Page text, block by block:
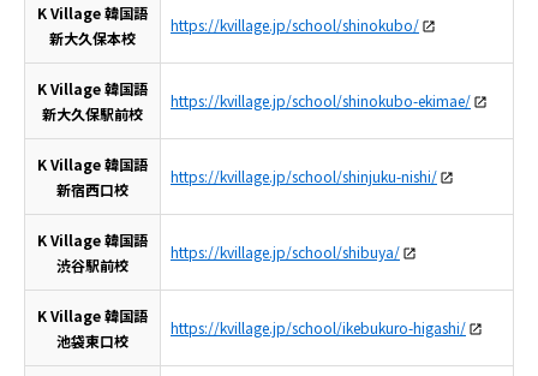
K Village 韓国語
新大久保本校
https://kvillage.jp/school/shinokubo/
K Village 韓国語
新大久保駅前校
https://kvillage.jp/school/shinokubo-ekimae/
K Village 韓国語
新宿西口校
https://kvillage.jp/school/shinjuku-nishi/
K Village 韓国語
渋谷駅前校
https://kvillage.jp/school/shibuya/
K Village 韓国語
池袋東口校
https://kvillage.jp/school/ikebukuro-higashi/